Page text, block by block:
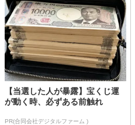
【当選した人が暴露】宝くじ運
が動く時、必ずある前触れ
PR(合同会社デジタルファーム )